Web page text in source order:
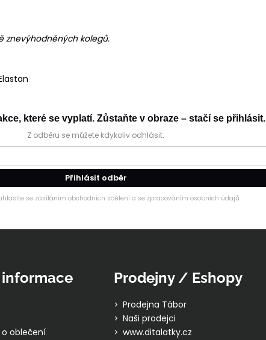
znevýhodněných kolegů.
které se vyplatí. Zůstaňte v obraze – stačí se přihlásit.
Z odběru se můžete kdykoliv odhlásit.
Přihlásit odběr
se zasíláním obchodních sdělení a se zpracováním osobních údajů.
oblečení
Prodejny / Eshopy
Prodejna Tábor
Naši prodejci
www.ditalatky.cz